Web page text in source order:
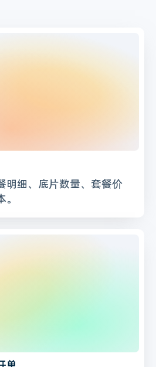
明细、底片数量、套餐价